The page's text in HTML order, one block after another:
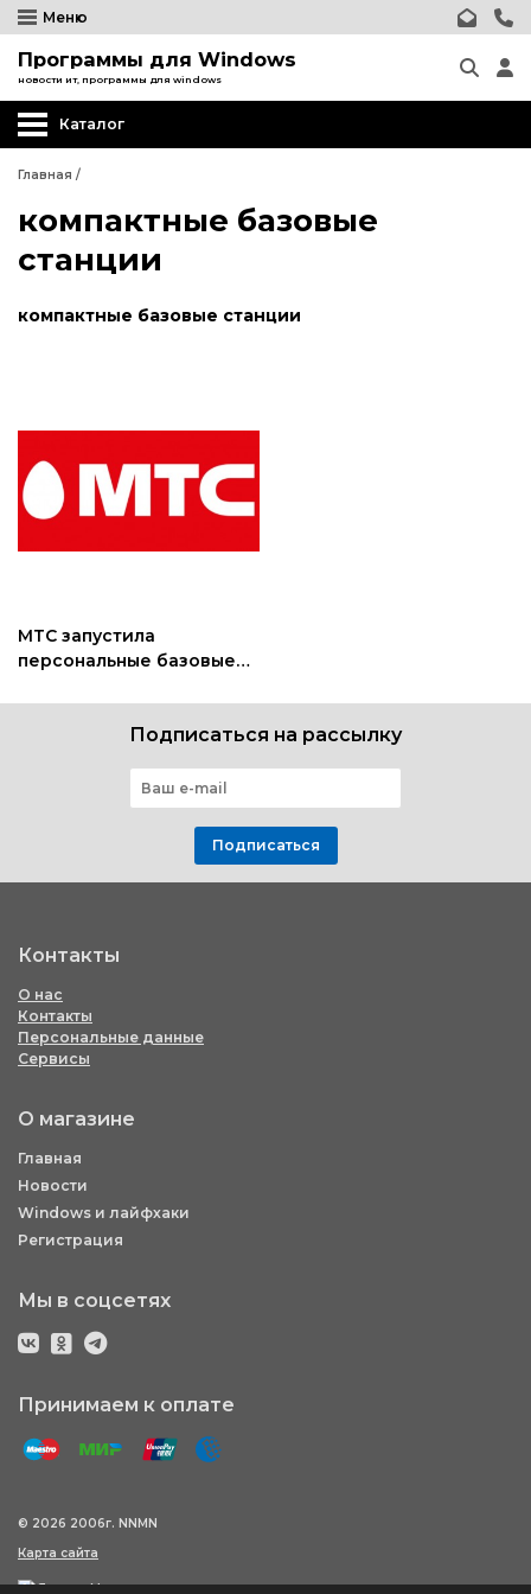
Меню
Программы для Windows
новости ит, программы для windows
Каталог
Главная /
компактные базовые
станции
компактные базовые станции
МТС запустила
персональные базовые
домашней связи
Подписаться на рассылку
Подписаться
Контакты
О нас
Контакты
Персональные данные
Сервисы
О магазине
Главная
Новости
Windows и лайфхаки
Регистрация
Мы в соцсетях
Принимаем к оплате
© 2026 2006г. NNMN
Карта сайта